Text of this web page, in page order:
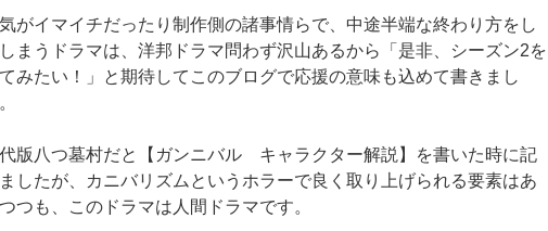
気がイマイチだったり制作側の諸事情らで、中途半端な終わり方をし
まうドラマは、洋邦ドラマ問わず沢山あるから「是非、シーズン2を
みたい！」と期待してこのブログで応援の意味も込めて書きまし
版八つ墓村だと【ガンニバル キャラクター解説】を書いた時に記
したが、カニバリズムというホラーで良く取り上げられる要素はあ
つも、このドラマは人間ドラマです。